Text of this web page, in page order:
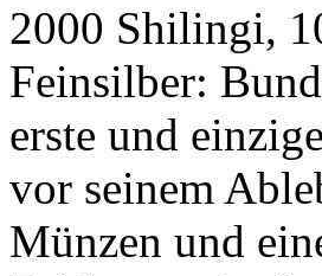
2000 Shilingi,
Feinsilber:
erste und
vor seinem
Münzen und